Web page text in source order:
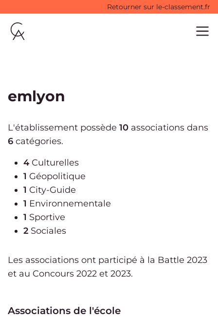
Retourner sur le-classement.fr
Accueil
emlyon
L'établissement possède 10 associations dans
6 catégories.
4 Culturelles
1 Géopolitique
1 City-Guide
1 Environnementale
1 Sportive
2 Sociales
Les associations ont participé à la Battle 2023
et au Concours 2022 et 2023.
Associations de l'école